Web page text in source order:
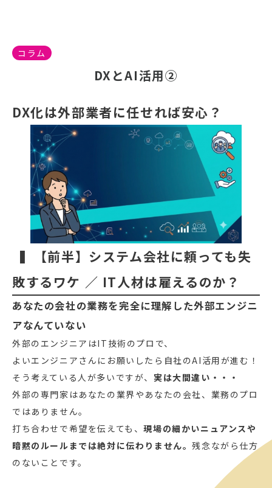
コラム
DXとAI活用②
DX化は外部業者に任せれば安心？
▍【前半】システム会社に頼っても失
敗するワケ ／ IT人材は雇えるのか？
あなたの会社の業務を完全に理解した外部エンジニ
アなんていない
外部のエンジニアはIT技術のプロで、
よいエンジニアさんにお願いしたら自社のAI活用が進む！
そう考えている人が多いですが、実は大間違い・・・
外部の専門家はあなたの業界やあなたの会社、業務のプロ
ではありません。
打ち合わせで希望を伝えても、現場の細かいニュアンスや
暗黙のルールまでは絶対に伝わりません。残念ながら仕方
のないことです。